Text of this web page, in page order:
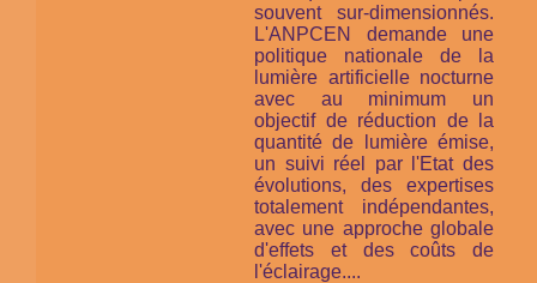
souvent sur-dimensionnés.
L'ANPCEN demande une
politique nationale de la
lumière artificielle nocturne
avec au minimum un
objectif de réduction de la
quantité de lumière émise,
un suivi réel par l'Etat des
évolutions, des expertises
totalement indépendantes,
avec une approche globale
d'effets et des coûts de
l'éclairage....